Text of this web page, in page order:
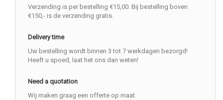
Verzending is per bestelling €15,00. Bij bestelling boven
€150,- is de verzending gratis.
Delivery time
Uw bestelling wordt binnen 3 tot 7 werkdagen bezorgd!
Heeft u spoed, laat het ons dan weten!
Need a quotation
Wij maken graag een offerte op maat.